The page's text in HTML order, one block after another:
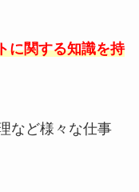
に関する知識を持
など様々な仕事